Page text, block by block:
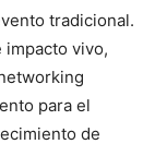
tradicional.
impacto vivo,
para el
de